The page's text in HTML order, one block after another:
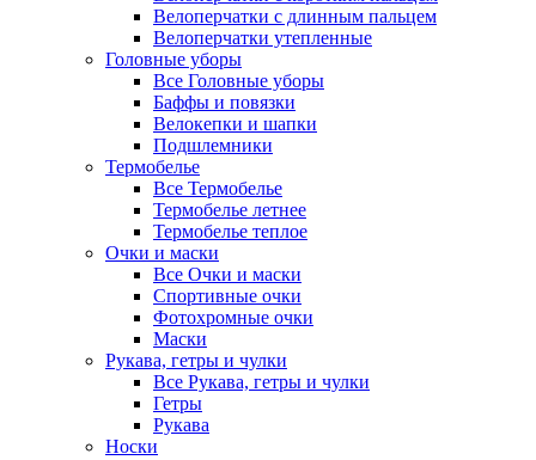
Велоперчатки с длинным пальцем
Велоперчатки утепленные
Головные уборы
Все Головные уборы
Баффы и повязки
Велокепки и шапки
Подшлемники
Термобелье
Все Термобелье
Термобелье летнее
Термобелье теплое
Очки и маски
Все Очки и маски
Спортивные очки
Фотохромные очки
Маски
Рукава, гетры и чулки
Все Рукава, гетры и чулки
Гетры
Рукава
Носки